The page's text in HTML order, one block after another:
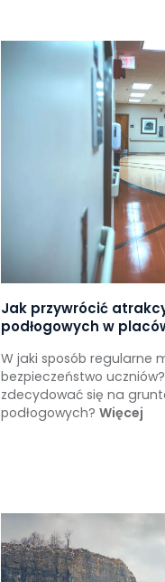
Jak przywrócić
podłogowych w
W jaki sposób regularne
bezpieczeństwo
zdecydować się na
podłogowych? Więcej